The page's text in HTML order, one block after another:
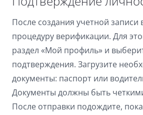
После создания учетной
процедуру верификации. Для
раздел «Мой профиль» и
подтверждения. Загрузите
документы: паспорт или
Документы должны быть
После отправки подождите,